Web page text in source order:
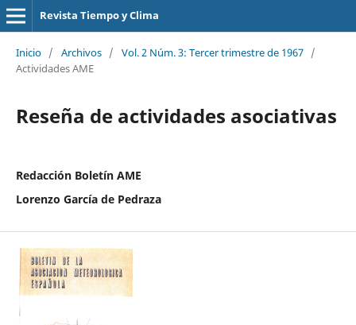
Revista Tiempo y Clima
Inicio / Archivos / Vol. 2 Núm. 3: Tercer trimestre de 1967 /
Actividades AME
Reseña de actividades asociativas
Redacción Boletín AME
Lorenzo García de Pedraza